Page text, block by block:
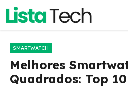
Pular
o
SMARTWATCH
Melhores
Quadrados: Top